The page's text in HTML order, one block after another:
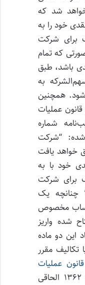
شد که
خود را به
شرکت
که تمام
باشد، طبق
به
همچنین
قانون عملیات
شماره
شده: “شرکت
خواهد یافت
خود با به
برای شرکت
چنانچه یک
مخصوص
شده واریز
این دو ماده
منعقد شده است؟ ۴-آیا تکالیف مقرر
قانون عملیات
مصوب ۱۳۶۲ الحاقی